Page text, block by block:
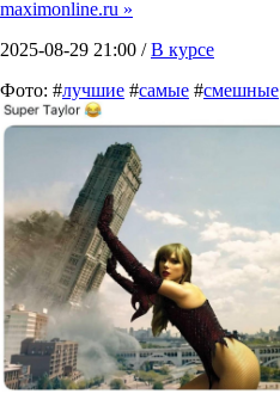
maximonline.ru »
2025-08-29 21:00 /В курсе
Фото: #лучшие #самые #смешные